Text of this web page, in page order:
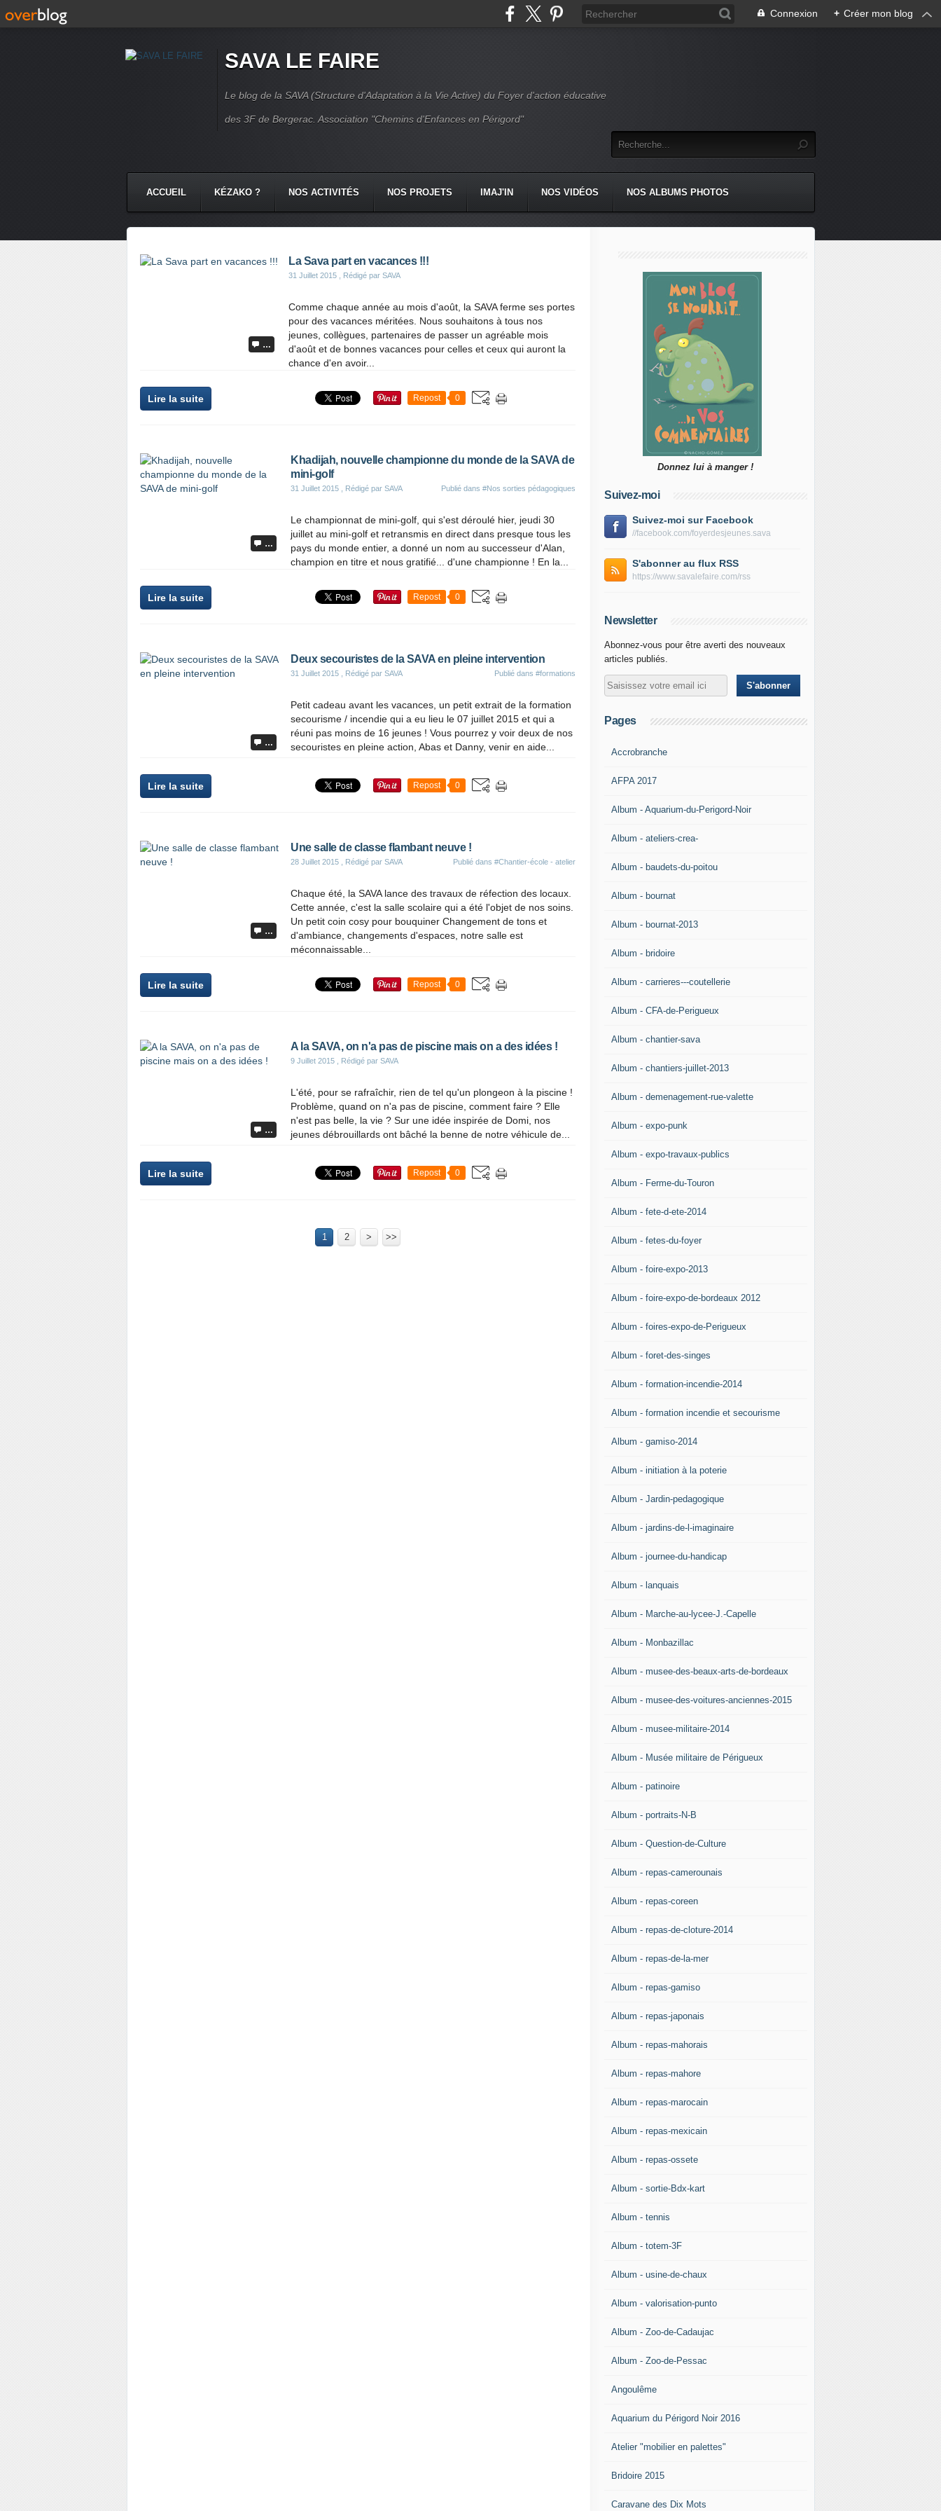
Connexion + Créer mon blog
SAVA LE FAIRE
Le blog de la SAVA (Structure d'Adaptation à la Vie Active) du Foyer d'action éducative
des 3F de Bergerac. Association "Chemins d'Enfances en Périgord"
ACCUEIL KÉZAKO ? NOS ACTIVITÉS NOS PROJETS IMAJ'IN NOS VIDÉOS NOS ALBUMS PHOTOS
…
La Sava part en vacances !!!
31 Juillet 2015 , Rédigé par SAVA
Comme chaque année au mois d'août, la SAVA ferme ses portes
pour des vacances méritées. Nous souhaitons à tous nos
jeunes, collègues, partenaires de passer un agréable mois
d'août et de bonnes vacances pour celles et ceux qui auront la
chance d'en avoir...
Lire la suite Repost 0
…
Khadijah, nouvelle championne du monde de la SAVA de
mini-golf
31 Juillet 2015 , Rédigé par SAVA Publié dans #Nos sorties pédagogiques
Le championnat de mini-golf, qui s'est déroulé hier, jeudi 30
juillet au mini-golf et retransmis en direct dans presque tous les
pays du monde entier, a donné un nom au successeur d'Alan,
champion en titre et nous gratifié... d'une championne ! En la...
Lire la suite Repost 0
…
Deux secouristes de la SAVA en pleine intervention
31 Juillet 2015 , Rédigé par SAVA Publié dans #formations
Petit cadeau avant les vacances, un petit extrait de la formation
secourisme / incendie qui a eu lieu le 07 juillet 2015 et qui a
réuni pas moins de 16 jeunes ! Vous pourrez y voir deux de nos
secouristes en pleine action, Abas et Danny, venir en aide...
Lire la suite Repost 0
…
Une salle de classe flambant neuve !
28 Juillet 2015 , Rédigé par SAVA Publié dans #Chantier-école - atelier
Chaque été, la SAVA lance des travaux de réfection des locaux.
Cette année, c'est la salle scolaire qui a été l'objet de nos soins.
Un petit coin cosy pour bouquiner Changement de tons et
d'ambiance, changements d'espaces, notre salle est
méconnaissable...
Lire la suite Repost 0
…
A la SAVA, on n'a pas de piscine mais on a des idées !
9 Juillet 2015 , Rédigé par SAVA
L'été, pour se rafraîchir, rien de tel qu'un plongeon à la piscine !
Problème, quand on n'a pas de piscine, comment faire ? Elle
n'est pas belle, la vie ? Sur une idée inspirée de Domi, nos
jeunes débrouillards ont bâché la benne de notre véhicule de...
Lire la suite Repost 0
1 2 > >>
Donnez lui à manger !
Suivez-moi
Suivez-moi sur Facebook
//facebook.com/foyerdesjeunes.sava
S'abonner au flux RSS
https://www.savalefaire.com/rss
Newsletter
Abonnez-vous pour être averti des nouveaux
articles publiés.
Pages
Accrobranche
AFPA 2017
Album - Aquarium-du-Perigord-Noir
Album - ateliers-crea-
Album - baudets-du-poitou
Album - bournat
Album - bournat-2013
Album - bridoire
Album - carrieres---coutellerie
Album - CFA-de-Perigueux
Album - chantier-sava
Album - chantiers-juillet-2013
Album - demenagement-rue-valette
Album - expo-punk
Album - expo-travaux-publics
Album - Ferme-du-Touron
Album - fete-d-ete-2014
Album - fetes-du-foyer
Album - foire-expo-2013
Album - foire-expo-de-bordeaux 2012
Album - foires-expo-de-Perigueux
Album - foret-des-singes
Album - formation-incendie-2014
Album - formation incendie et secourisme
Album - gamiso-2014
Album - initiation à la poterie
Album - Jardin-pedagogique
Album - jardins-de-l-imaginaire
Album - journee-du-handicap
Album - lanquais
Album - Marche-au-lycee-J.-Capelle
Album - Monbazillac
Album - musee-des-beaux-arts-de-bordeaux
Album - musee-des-voitures-anciennes-2015
Album - musee-militaire-2014
Album - Musée militaire de Périgueux
Album - patinoire
Album - portraits-N-B
Album - Question-de-Culture
Album - repas-camerounais
Album - repas-coreen
Album - repas-de-cloture-2014
Album - repas-de-la-mer
Album - repas-gamiso
Album - repas-japonais
Album - repas-mahorais
Album - repas-mahore
Album - repas-marocain
Album - repas-mexicain
Album - repas-ossete
Album - sortie-Bdx-kart
Album - tennis
Album - totem-3F
Album - usine-de-chaux
Album - valorisation-punto
Album - Zoo-de-Cadaujac
Album - Zoo-de-Pessac
Angoulême
Aquarium du Périgord Noir 2016
Atelier "mobilier en palettes"
Bridoire 2015
Caravane des Dix Mots